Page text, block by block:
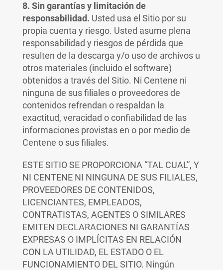
8. Sin garantías y limitación de
responsabilidad. Usted usa el Sitio por su
propia cuenta y riesgo. Usted asume plena
responsabilidad y riesgos de pérdida que
resulten de la descarga y/o uso de archivos u
otros materiales (incluido el software)
obtenidos a través del Sitio. Ni Centene ni
ninguna de sus filiales o proveedores de
contenidos refrendan o respaldan la
exactitud, veracidad o confiabilidad de las
informaciones provistas en o por medio de
Centene o sus filiales.
ESTE SITIO SE PROPORCIONA “TAL CUAL”, Y
NI CENTENE NI NINGUNA DE SUS FILIALES,
PROVEEDORES DE CONTENIDOS,
LICENCIANTES, EMPLEADOS,
CONTRATISTAS, AGENTES O SIMILARES
EMITEN DECLARACIONES NI GARANTÍAS
EXPRESAS O IMPLÍCITAS EN RELACIÓN
CON LA UTILIDAD, EL ESTADO O EL
FUNCIONAMIENTO DEL SITIO. Ningún